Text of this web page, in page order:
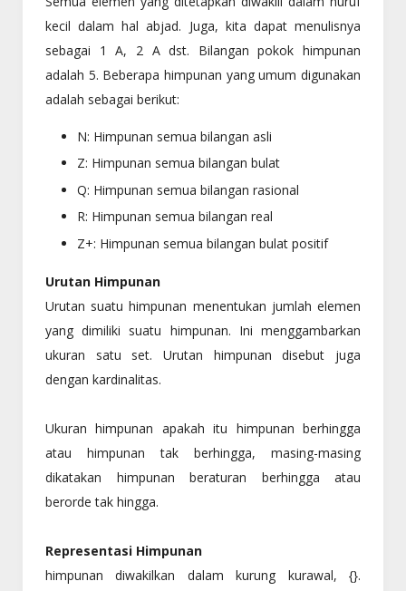
kecil dalam hal abjad. Juga, kita dapat menulisnya
sebagai 1 A, 2 A dst. Bilangan pokok himpunan
adalah 5. Beberapa himpunan yang umum digunakan
adalah sebagai berikut:
N: Himpunan semua bilangan asli
Z: Himpunan semua bilangan bulat
Q: Himpunan semua bilangan rasional
R: Himpunan semua bilangan real
Z+: Himpunan semua bilangan bulat positif
Urutan Himpunan
Urutan suatu himpunan menentukan jumlah elemen
yang dimiliki suatu himpunan. Ini menggambarkan
ukuran satu set. Urutan himpunan disebut juga
dengan kardinalitas.
Ukuran himpunan apakah itu himpunan berhingga
atau himpunan tak berhingga, masing-masing
dikatakan himpunan beraturan berhingga atau
berorde tak hingga.
Representasi Himpunan
himpunan diwakilkan dalam kurung kurawal, {}.